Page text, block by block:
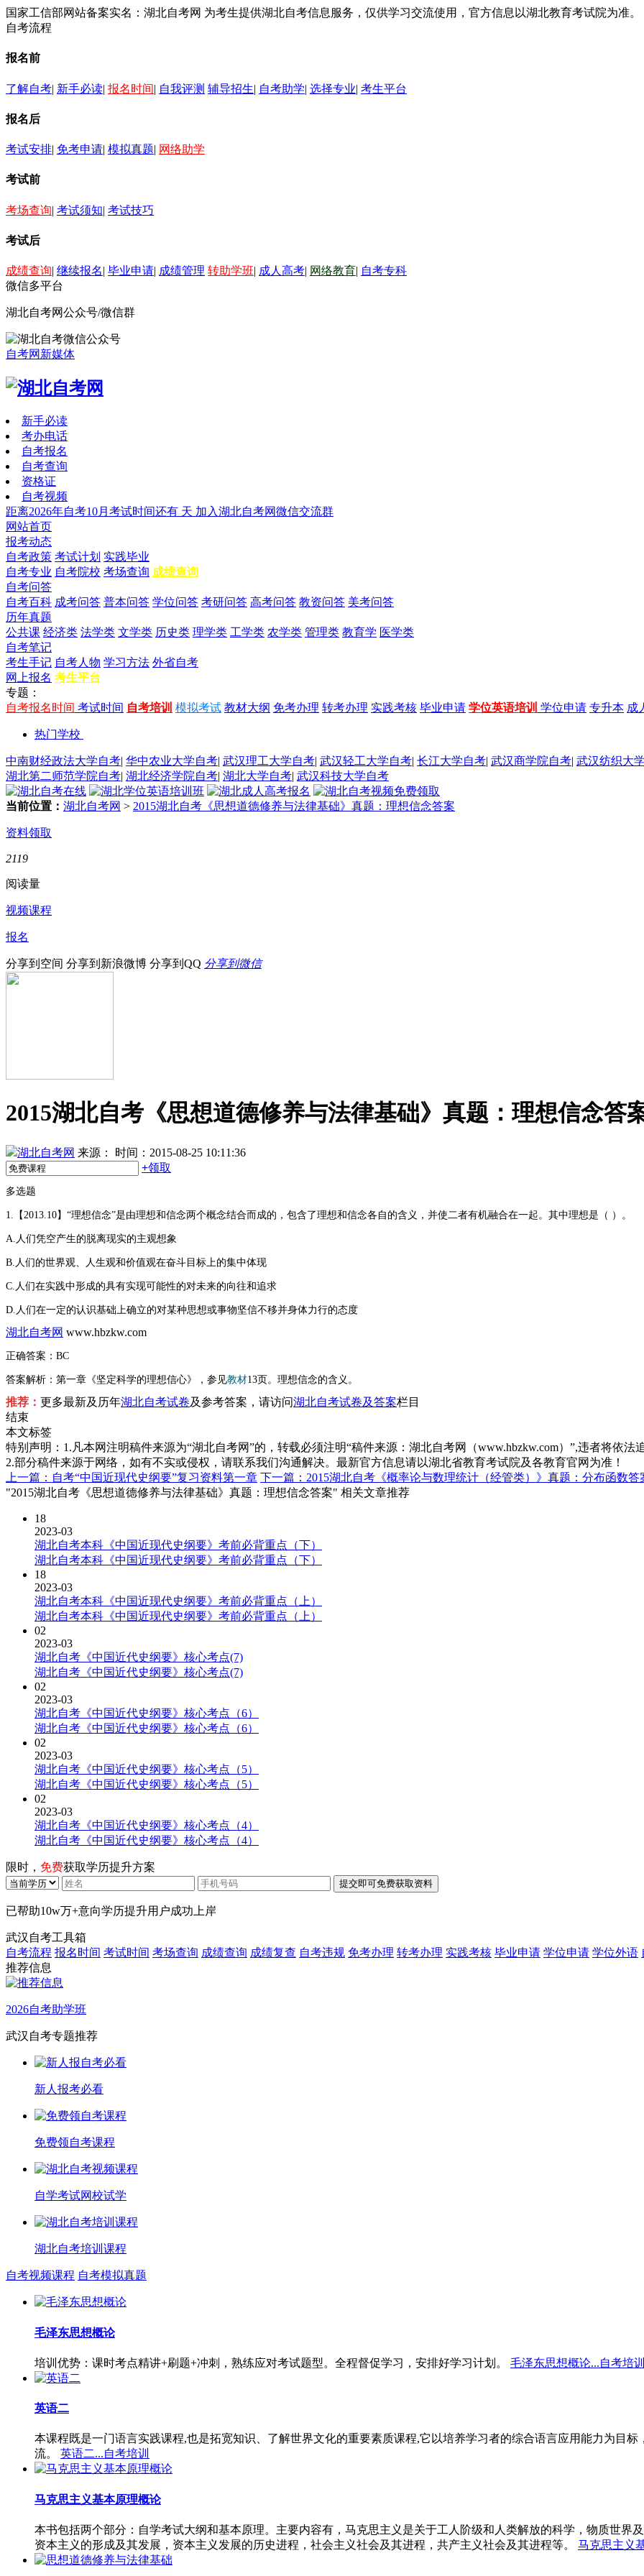
国家工信部网站备案实名：湖北自考网 为考生提供湖北自考信息服务，仅供学习交流使用，官方信息以湖北教育考试院为准。
自考流程
报名前
了解自考| 新手必读| 报名时间| 自我评测 辅导招生| 自考助学| 选择专业| 考生平台
报名后
考试安排| 免考申请| 模拟真题| 网络助学
考试前
考场查询| 考试须知| 考试技巧
考试后
成绩查询| 继续报名| 毕业申请| 成绩管理 转助学班| 成人高考| 网络教育| 自考专科
微信多平台
湖北自考网公众号/微信群
自考网新媒体
新手必读
考办电话
自考报名
自考查询
资格证
自考视频
距离2026年自考10月考试时间还有 天 加入湖北自考网微信交流群
网站首页
报考动态
自考政策 考试计划 实践毕业
自考专业 自考院校 考场查询 成绩查询
自考问答
自考百科 成考问答 普本问答 学位问答 考研问答 高考问答 教资问答 美考问答
历年真题
公共课 经济类 法学类 文学类 历史类 理学类 工学类 农学类 管理类 教育学 医学类
自考笔记
考生手记 自考人物 学习方法 外省自考
网上报名 考生平台
专题：
自考报名时间 考试时间 自考培训 模拟考试 教材大纲 免考办理 转考办理 实践考核 毕业申请 学位英语培训 学位申请 专升本 成
热门学校
中南财经政法大学自考| 华中农业大学自考| 武汉理工大学自考| 武汉轻工大学自考| 长江大学自考| 武汉商学院自考| 武汉纺织大
湖北第二师范学院自考| 湖北经济学院自考| 湖北大学自考| 武汉科技大学自考
当前位置： 湖北自考网 > 2015湖北自考《思想道德修养与法律基础》真题：理想信念答案
资料领取
2119
阅读量
视频课程
报名
分享到空间 分享到新浪微博 分享到QQ 分享到微信
2015湖北自考《思想道德修养与法律基础》真题：理想信念答
湖北自考网 来源：
时间：2015-08-25 10:11:36
+领取
多选题
1.【2013.10】“理想信念”是由理想和信念两个概念结合而成的，包含了理想和信念各自的含义，并使二者有机融合在一起。其中理想是（ ）。
A.人们凭空产生的脱离现实的主观想象
B.人们的世界观、人生观和价值观在奋斗目标上的集中体现
C.人们在实践中形成的具有实现可能性的对未来的向往和追求
D.人们在一定的认识基础上确立的对某种思想或事物坚信不移并身体力行的态度
湖北自考网 www.hbzkw.com
正确答案： BC
答案解析： 第一章《坚定科学的理想信心》，参见教材13页。理想信念的含义。
推荐： 更多最新及历年湖北自考试卷及参考答案，请访问湖北自考试卷及答案栏目
结束
本文标签
特别声明：1.凡本网注明稿件来源为“湖北自考网”的，转载必须注明“稿件来源：湖北自考网（www.hbzkw.com）”,违者将依法
2.部分稿件来源于网络，如有不实或侵权，请联系我们沟通解决。最新官方信息请以湖北省教育考试院及各教育官网为准！
上一篇：自考“中国近现代史纲要”复习资料第一章 下一篇：2015湖北自考《概率论与数理统计（经管类）》真题：分布函数答
"2015湖北自考《思想道德修养与法律基础》真题：理想信念答案" 相关文章推荐
18
2023-03
湖北自考本科《中国近现代史纲要》考前必背重点（下）
湖北自考本科《中国近现代史纲要》考前必背重点（下）
18
2023-03
湖北自考本科《中国近现代史纲要》考前必背重点（上）
湖北自考本科《中国近现代史纲要》考前必背重点（上）
02
2023-03
湖北自考《中国近代史纲要》核心考点(7)
湖北自考《中国近代史纲要》核心考点(7)
02
2023-03
湖北自考《中国近代史纲要》核心考点（6）
湖北自考《中国近代史纲要》核心考点（6）
02
2023-03
湖北自考《中国近代史纲要》核心考点（5）
湖北自考《中国近代史纲要》核心考点（5）
02
2023-03
湖北自考《中国近代史纲要》核心考点（4）
湖北自考《中国近代史纲要》核心考点（4）
限时， 免费获取学历提升方案
已帮助10w万+意向学历提升用户成功上岸
武汉自考工具箱
自考流程 报名时间 考试时间 考场查询 成绩查询 成绩复查 自考违规 免考办理 转考办理 实践考核 毕业申请 学位申请 学位外语
推荐信息
2026自考助学班
武汉自考专题推荐
新人报考必看
免费领自考课程
自学考试网校试学
湖北自考培训课程
自考视频课程 自考模拟真题
毛泽东思想概论
培训优势：课时考点精讲+刷题+冲刺，熟练应对考试题型。全程督促学习，安排好学习计划。 毛泽东思想概论...自考培
英语二
本课程既是一门语言实践课程,也是拓宽知识、了解世界文化的重要素质课程,它以培养学习者的综合语言应用能力为目
流。
英语二...自考培训
马克思主义基本原理概论
本书包括两个部分：自学考试大纲和基本原理。主要内容有，马克思主义是关于工人阶级和人类解放的科学，物质世界
资本主义的形成及其发展，资本主义发展的历史进程，社会主义社会及其进程，共产主义社会及其进程等。
马克思主义